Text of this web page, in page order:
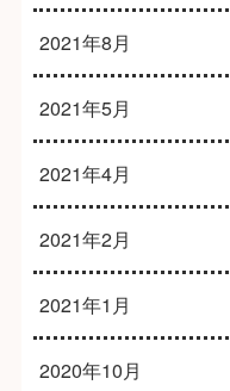
2021年8月
2021年5月
2021年4月
2021年2月
2021年1月
2020年10月